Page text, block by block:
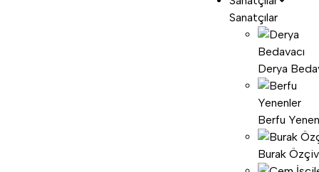
Sanatçılar
Derya
Berfu
Burak